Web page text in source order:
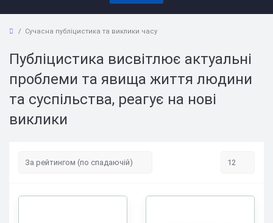
Сучасна публіцистика та виклики часу
Публіцистика висвітлює актуальні
проблеми та явища життя людини
та суспільства, реагує на нові
виклики